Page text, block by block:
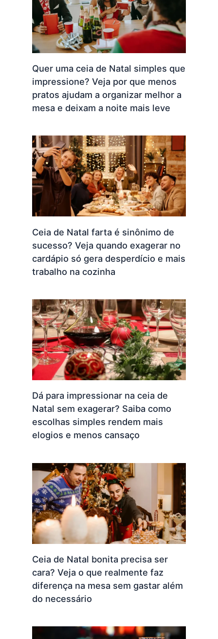
Quer uma ceia de Natal simples que
impressione? Veja por que menos
pratos ajudam a organizar melhor a
mesa e deixam a noite mais leve
Ceia de Natal farta é sinônimo de
sucesso? Veja quando exagerar no
cardápio só gera desperdício e mais
trabalho na cozinha
Dá para impressionar na ceia de
Natal sem exagerar? Saiba como
escolhas simples rendem mais
elogios e menos cansaço
Ceia de Natal bonita precisa ser
cara? Veja o que realmente faz
diferença na mesa sem gastar além
do necessário